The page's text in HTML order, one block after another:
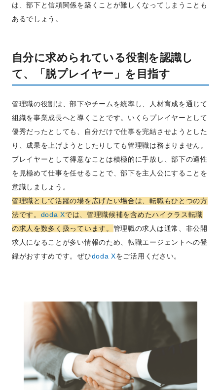
は、部下と信頼関係を築くことが難しくなってしまうことも
あるでしょう。
自分に求められている役割を認識し
て、「脱プレイヤー」を目指す
管理職の役割は、部下やチームを統率し、人材育成を通じて
組織を事業成長へと導くことです。いくらプレイヤーとして
優秀だったとしても、自分だけで仕事を完結させようとした
り、成果を上げようとしたりしても管理職は務まりません。
プレイヤーとして得意なことは積極的に手放し、部下の適性
を見極めて仕事を任せることで、部下を主人公にすることを
意識しましょう。
管理職として活躍の場を広げたい場合は、転職もひとつの方
法です。 doda Xでは、管理職候補を含めたハイクラス転職
の求人を数多く扱っています。 管理職の求人は通常、非公開
求人になることが多い情報のため、転職エージェントへの登
録がおすすめです。ぜひdoda Xをご活用ください。